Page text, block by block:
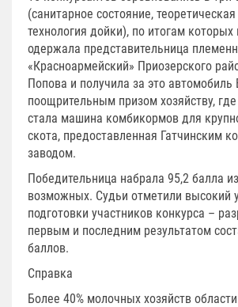
(санитарное состояние,
технология дойки), по итогам которых
одержала представительница
«Красноармейский» Приозерского
Попова и получила за это автомобиль
поощрительным призом хозяйству,
стала машина комбикормов для
скота, предоставленная Гатчинским
заводом.
Победительница набрала 95,2 балла
возможных. Судьи отметили высокий
подготовки участников конкурса –
первым и последним результатом
баллов.
Справка
Более 40% молочных хозяйств